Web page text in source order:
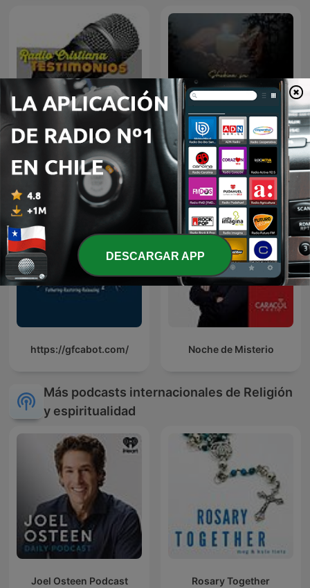
Radio Cristiana
Testimonios
PREDICAS CRISTIANAS
https://gfcabot.com/ Noche de Misterio
Más podcasts internacionales de Religión
y espiritualidad
Joel Osteen Podcast Rosary Together
DESCARGAR APP